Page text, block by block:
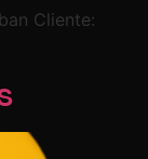
Cliente: